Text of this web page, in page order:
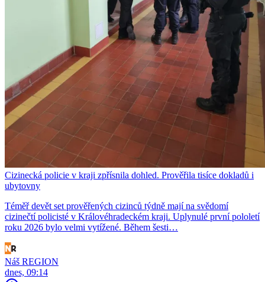
Cizinecká policie v kraji zpřísnila dohled. Prověřila tisíce dokladů i
ubytovny
Téměř devět set prověřených cizinců týdně mají na svědomí
cizinečtí policisté v Královéhradeckém kraji. Uplynulé první pololetí
roku 2026 bylo velmi vytížené. Během šesti…
Náš REGION
dnes, 09:14